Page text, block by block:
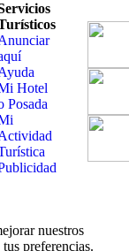
Hotel
Posada
nuestros
preferencias.